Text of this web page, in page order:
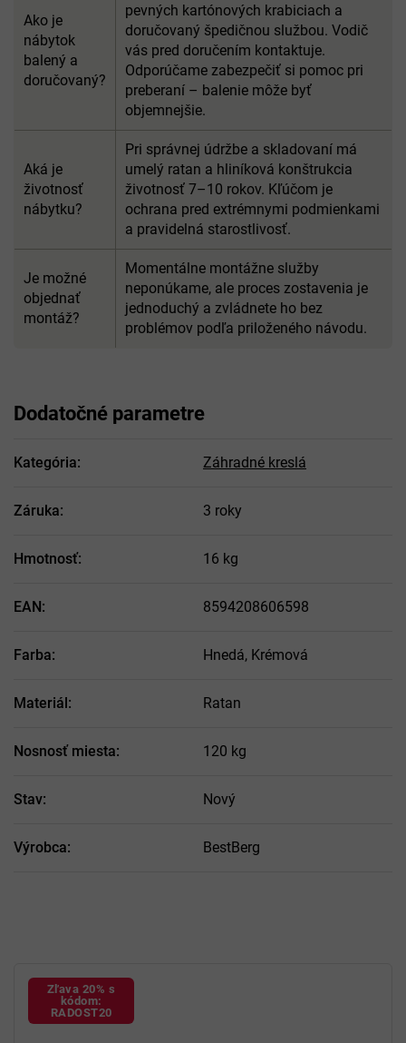
Ako je
nábytok
balený a
doručovaný?
pevných kartónových krabiciach a
doručovaný špedičnou službou. Vodič
vás pred doručením kontaktuje.
Odporúčame zabezpečiť si pomoc pri
preberaní – balenie môže byť
objemnejšie.
Aká je
životnosť
nábytku?
Pri správnej údržbe a skladovaní má
umelý ratan a hliníková konštrukcia
životnosť 7–10 rokov. Kľúčom je
ochrana pred extrémnymi podmienkami
a pravidelná starostlivosť.
Je možné
objednať
montáž?
Momentálne montážne služby
neponúkame, ale proces zostavenia je
jednoduchý a zvládnete ho bez
problémov podľa priloženého návodu.
Dodatočné parametre
Kategória: Záhradné kreslá
Záruka: 3 roky
Hmotnosť: 16 kg
EAN: 8594208606598
Farba: Hnedá, Krémová
Materiál: Ratan
Nosnosť miesta: 120 kg
Stav: Nový
Výrobca: BestBerg
Zľava 20% s
kódom:
RADOST20